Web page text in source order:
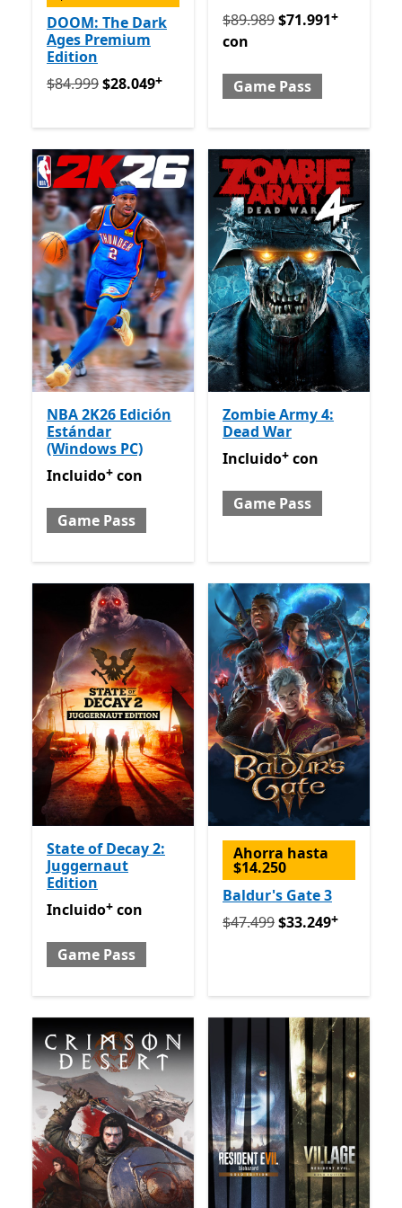
DOOM: The Dark
Ages Premium
Edition
Originalmente $84.999 ahora $28.049Ofrece
$84.999$28.049+
Originalmente $89.989
$89.989$71.991+
con
Game Pass
NBA 2K26 Edición
Estándar
(Windows PC)
Incluido con Game Pass
Incluido+ con
Game Pass
Zombie Army 4:
Dead War
Incluido con Game Pass
Incluido+ con
Game Pass
State of Decay 2:
Juggernaut
Edition
Incluido con Game Pass
Ofrece compras dentro de
Incluido+ con
Game Pass
Ahorra hasta
$14.250
Baldur's Gate 3
Originalmente $47.499
$47.499$33.249+